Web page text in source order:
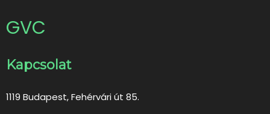
GVC
Kapcsolat
1119 Budapest, Fehérvári út 85.